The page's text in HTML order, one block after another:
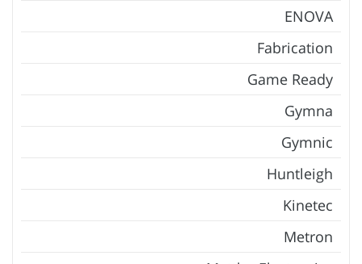
ENOVA
Fabrication
Game Ready
Gymna
Gymnic
Huntleigh
Kinetec
Metron